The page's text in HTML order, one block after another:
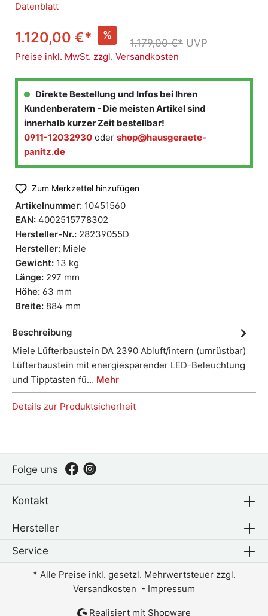
Datenblatt
1.120,00 €* %
1.179,00 €* UVP
Preise inkl. MwSt. zzgl. Versandkosten
Direkte Bestellung und Infos bei Ihren
Kundenberatern - Die meisten Artikel sind
innerhalb kurzer Zeit bestellbar!
0911-12032930 oder shop@hausgeraete-
panitz.de
Zum Merkzettel hinzufügen
Artikelnummer: 10451560
EAN: 4002515778302
Hersteller-Nr.: 28239055D
Hersteller: Miele
Gewicht: 13 kg
Länge: 297 mm
Höhe: 63 mm
Breite: 884 mm
Beschreibung
Miele Lüfterbaustein DA 2390 Abluft/intern (umrüstbar)
Lüfterbaustein mit energiesparender LED-Beleuchtung
und Tipptasten fü… Mehr
Details zur Produktsicherheit
Kontakt
Folge uns
Hersteller
Service
* Alle Preise inkl. gesetzl. Mehrwertsteuer zzgl.
Versandkosten - Impressum
Realisiert mit Shopware